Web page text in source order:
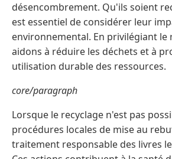
désencombrement. Qu'ils soient
est essentiel de considérer leur
environnemental. En privilégiant le
aidons à réduire les déchets et à
utilisation durable des ressources.
core/paragraph
Lorsque le recyclage n'est pas
procédures locales de mise au
traitement responsable des livres